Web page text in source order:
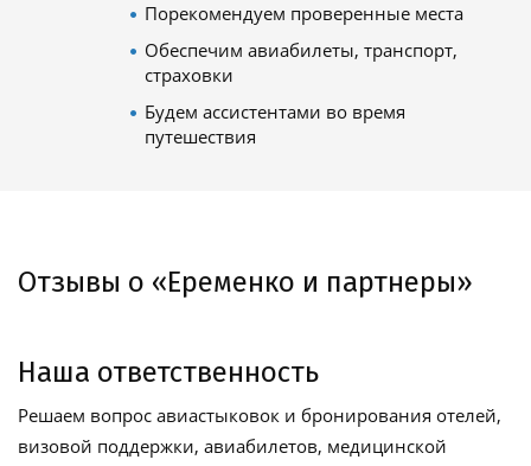
Порекомендуем проверенные места
Обеспечим авиабилеты, транспорт,
страховки
Будем ассистентами во время
путешествия
Отзывы о «Еременко и партнеры»
Наша ответственность
Решаем вопрос авиастыковок и бронирования отелей,
визовой поддержки, авиабилетов, медицинской